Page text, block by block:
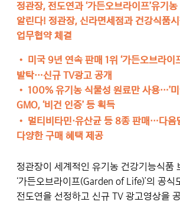
정관장, 전도연과 ‘가든오브라이프’유기
알린다! 정관장, 신라면세점과 건강식품
업무협약 체결
•
미국 9년 연속 판매 1위 ‘가든오브라이
발탁…신규 TV광고 공개
• 100% 유기농 식물성 원료만 사용…’미
GMO, ‘비건 인증’ 등 획득
• 멀티비타민·유산균 등 8종 판매…다음
다양한 구매 혜택 제공
정관장이 세계적인 유기농 건강기능식품
‘가든오브라이프(Garden of Life)’의 공식
전도연을 선정하고 신규 TV 광고영상을